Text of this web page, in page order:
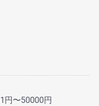
円〜50000円